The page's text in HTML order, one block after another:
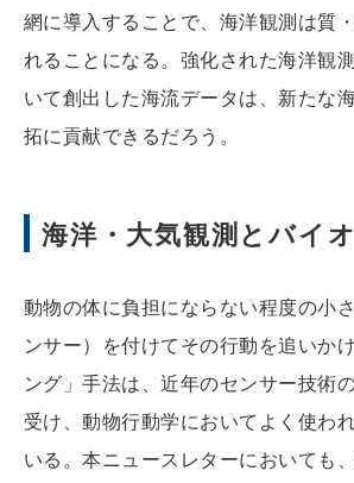
網に導入することで、海洋観測は質
れることになる。強化された海洋観
いて創出した海流データは、新たな
拓に貢献できるだろう。
海洋・大気観測とバイ
動物の体に負担にならない程度の小
ンサー）を付けてその行動を追いか
ング」手法は、近年のセンサー技術
受け、動物行動学においてよく使わ
いる。本ニュースレターにおいても